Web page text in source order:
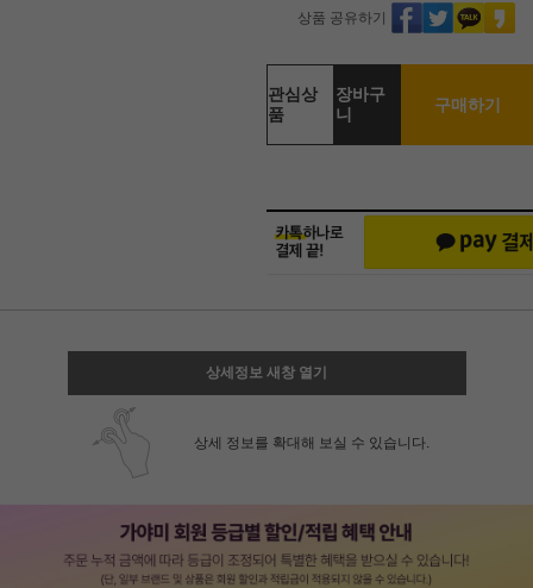
상품 공유하기
관심상
품
장바구
니
구매하기
상세정보 새창 열기
상세 정보를 확대해 보실 수 있습니다.